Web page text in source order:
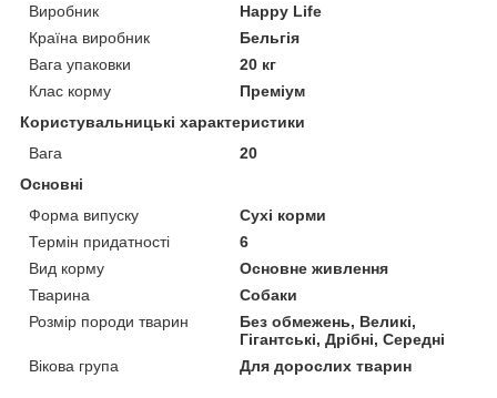
Виробник
Happy Life
Країна виробник
Бельгія
Вага упаковки
20 кг
Клас корму
Преміум
Користувальницькі характеристики
Вага
20
Основні
Форма випуску
Сухі корми
Термін придатності
6
Вид корму
Основне живлення
Тварина
Собаки
Розмір породи тварин
Без обмежень, Великі,
Гігантські, Дрібні, Середні
Вікова група
Для дорослих тварин